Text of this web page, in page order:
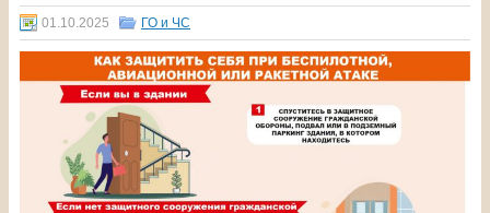
01.10.2025 ГО и ЧС